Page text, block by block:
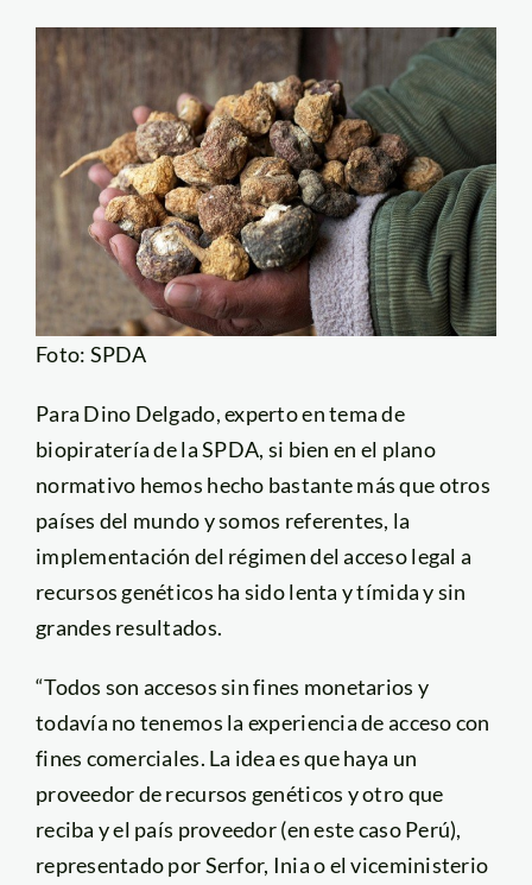
Foto: SPDA
Para Dino Delgado, experto en tema de
biopiratería de la SPDA, si bien en el plano
normativo hemos hecho bastante más que otros
países del mundo y somos referentes, la
implementación del régimen del acceso legal a
recursos genéticos ha sido lenta y tímida y sin
grandes resultados.
“Todos son accesos sin fines monetarios y
todavía no tenemos la experiencia de acceso con
fines comerciales. La idea es que haya un
proveedor de recursos genéticos y otro que
reciba y el país proveedor (en este caso Perú),
representado por Serfor, Inia o el viceministerio